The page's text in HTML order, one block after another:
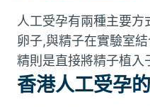
人工受孕有兩種主要
卵子,與精子在實驗室
精則是直接將精子植入
香港人工受孕